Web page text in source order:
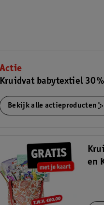
Actie
Kruidvat babytextiel
Bekijk alle actieproducten
en